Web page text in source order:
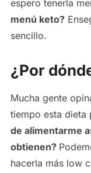
espero tenerla
menú keto?
sencillo.
¿Por
Mucha gente
tiempo esta dieta
de alimentarme
obtienen?
hacerla más low